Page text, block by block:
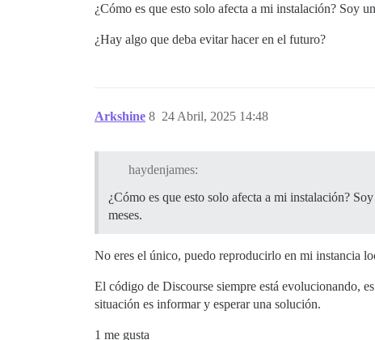
¿Cómo es que esto solo afecta a mi instalación? Soy
¿Hay algo que deba evitar hacer en el futuro?
Arkshine 24 Abril, 2025 14:48
8
haydenjames:
¿Cómo es que esto solo afecta a mi instalación?
meses.
No eres el único, puedo reproducirlo en mi instancia
El código de Discourse siempre está evolucionando,
situación es informar y esperar una solución.
1 me gusta